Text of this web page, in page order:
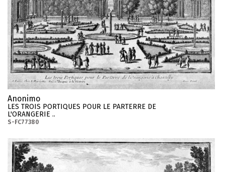
Anonimo
LES TROIS PORTIQUES POUR LE PARTERRE DE
L'ORANGERIE ..
S-FC77380